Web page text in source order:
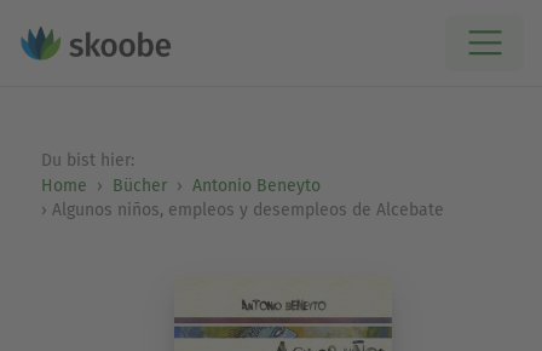
Du bist hier:
Home
Bücher
Antonio Beneyto
Algunos niños, empleos y desempleos de Alcebate